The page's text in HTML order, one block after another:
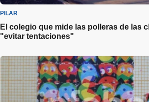
PILAR
El colegio que mide las polleras de las
"evitar tentaciones"